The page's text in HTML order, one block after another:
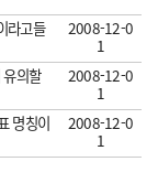
라고들
2008-12-0
1
유의할
2008-12-0
1
명칭이
2008-12-0
1